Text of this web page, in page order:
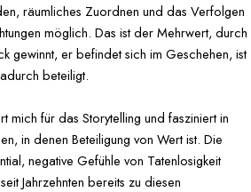
räumliches Zuordnen und das Verfolgen
möglich. Das ist der Mehrwert, durch
gewinnt, er befindet sich im Geschehen, ist
beteiligt.
mich für das Storytelling und fasziniert in
in denen Beteiligung von Wert ist. Die
negative Gefühle von Tatenlosigkeit
Jahrzehnten bereits zu diesen